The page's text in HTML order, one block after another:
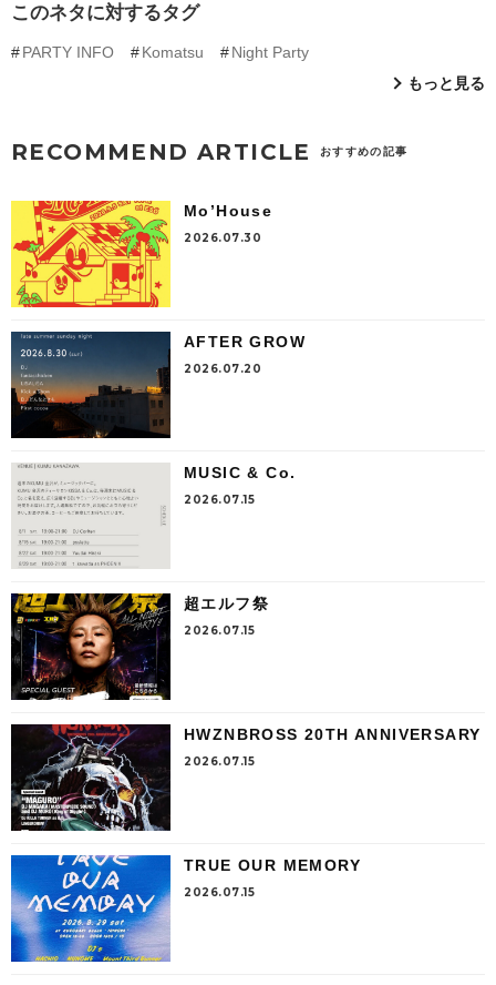
このネタに対するタグ
PARTY INFO Komatsu
Night Party
もっと見る
RECOMMEND ARTICLE おすすめの記事
Mo’House
2026.07.30
AFTER GROW
2026.07.20
MUSIC & Co.
2026.07.15
超エルフ祭
2026.07.15
HWZNBROSS 20TH ANNIVERSARY
2026.07.15
TRUE OUR MEMORY
2026.07.15